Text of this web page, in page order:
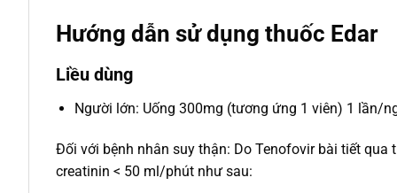
Hướng dẫn sử dụng thuốc Edar
Liều dùng
Người lớn: Uống 300mg (tương ứng 1 viên) 1 lần/
Đối với bệnh nhân suy thận: Do Tenofovir bài tiết
creatinin < 50 ml/phút như sau: